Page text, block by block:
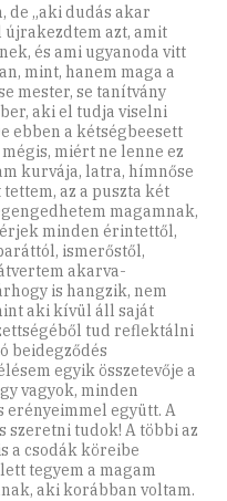
de „aki dudás akar
újrakezdtem azt, amit
és ami ugyanoda vitt
mint, hanem maga a
mester, se tanítvány
aki el tudja viselni
ebben a kétségbeesett
miért ne lenne ez
kurvája, latra, hímnőse
az a puszta két
magamnak,
minden érintettől,
ismerőstől,
akarva-
is hangzik, nem
aki kívül áll saját
tud reflektálni
beidegződés
egyik összetevője a
vagyok, minden
erényeimmel együtt. A
szeretni tudok! A többi az
a csodák köreibe
tegyem a magam
aki korábban voltam.